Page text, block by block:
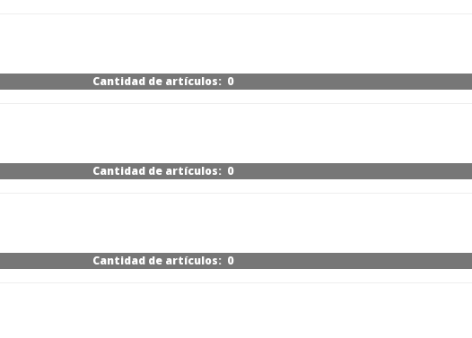
Cantidad de artículos: 0
Cantidad de artículos: 0
Cantidad de artículos: 0